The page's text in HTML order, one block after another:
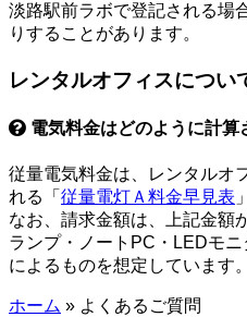
淡路駅前ラボで登記される場
りすることがあります。
レンタルオフィスについ
電気料金はどのように計算
従量電気料金は、レンタルオ
れる「 従量電灯Ａ料金早見表
なお、請求金額は、上記金額
ランプ・ノートPC・LEDモ
によるものを想定しています。
ホーム » よくあるご質問